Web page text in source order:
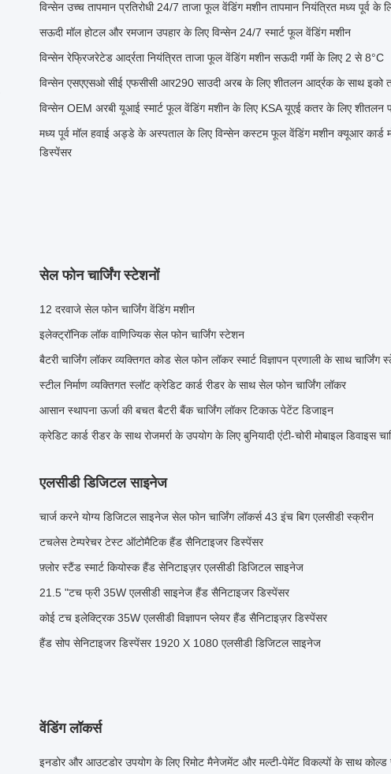
विन्सेन उच्च तापमान प्रतिरोधी 24/7 ताजा फूल वेंडिंग मशीन तापमान नियंत्रित मध्य पूर्व के
सऊदी मॉल होटल और रमजान उपहार के लिए विन्सेन 24/7 स्मार्ट फूल वेंडिंग मशीन
विन्सेन रेफ्रिजरेटेड आर्द्रता नियंत्रित ताजा फूल वेंडिंग मशीन सऊदी गर्मी के लिए 2 से 8°C
विन्सेन एसएएसओ सीई एफसीसी आर290 साउदी अरब के लिए शीतलन आर्द्रक के साथ इको
विन्सेन OEM अरबी यूआई स्मार्ट फूल वेंडिंग मशीन के लिए KSA यूएई कतर के लिए शीतलन
मध्य पूर्व मॉल हवाई अड्डे के अस्पताल के लिए विन्सेन कस्टम फूल वेंडिंग मशीन क्यूआर कार्ड
डिस्पेंसर
सेल फोन चार्जिंग स्टेशनों
12 दरवाजे सेल फोन चार्जिंग वेंडिंग मशीन
इलेक्ट्रॉनिक लॉक वाणिज्यिक सेल फोन चार्जिंग स्टेशन
बैटरी चार्जिंग लॉकर व्यक्तिगत कोड सेल फोन लॉकर स्मार्ट विज्ञापन प्रणाली के साथ चार्जिंग
स्टील निर्माण व्यक्तिगत स्लॉट क्रेडिट कार्ड रीडर के साथ सेल फोन चार्जिंग लॉकर
आसान स्थापना ऊर्जा की बचत बैटरी बैंक चार्जिंग लॉकर टिकाऊ पेटेंट डिजाइन
क्रेडिट कार्ड रीडर के साथ रोजमर्रा के उपयोग के लिए बुनियादी एंटी-चोरी मोबाइल डिवाइस
एलसीडी डिजिटल साइनेज
चार्ज करने योग्य डिजिटल साइनेज सेल फोन चार्जिंग लॉकर्स 43 इंच बिग एलसीडी स्क्रीन
टचलेस टेम्परेचर टेस्ट ऑटोमैटिक हैंड सैनिटाइजर डिस्पेंसर
फ़्लोर स्टैंड स्मार्ट कियोस्क हैंड सेनिटाइज़र एलसीडी डिजिटल साइनेज
21.5 "टच फ्री 35W एलसीडी साइनेज हैंड सैनिटाइजर डिस्पेंसर
कोई टच इलेक्ट्रिक 35W एलसीडी विज्ञापन प्लेयर हैंड सैनिटाइज़र डिस्पेंसर
हैंड सोप सेनिटाइजर डिस्पेंसर 1920 X 1080 एलसीडी डिजिटल साइनेज
वेंडिंग लॉकर्स
इनडोर और आउटडोर उपयोग के लिए रिमोट मैनेजमेंट और मल्टी-पेमेंट विकल्पों के साथ कोल्ड